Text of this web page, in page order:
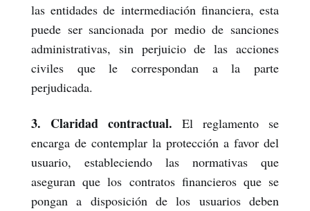
las entidades de intermediación financiera, esta
puede ser sancionada por medio de sanciones
administrativas, sin perjuicio de las acciones
civiles que le correspondan a la parte
perjudicada.
3. Claridad contractual. El reglamento se
encarga de contemplar la protección a favor del
usuario, estableciendo las normativas que
aseguran que los contratos financieros que se
pongan a disposición de los usuarios deben